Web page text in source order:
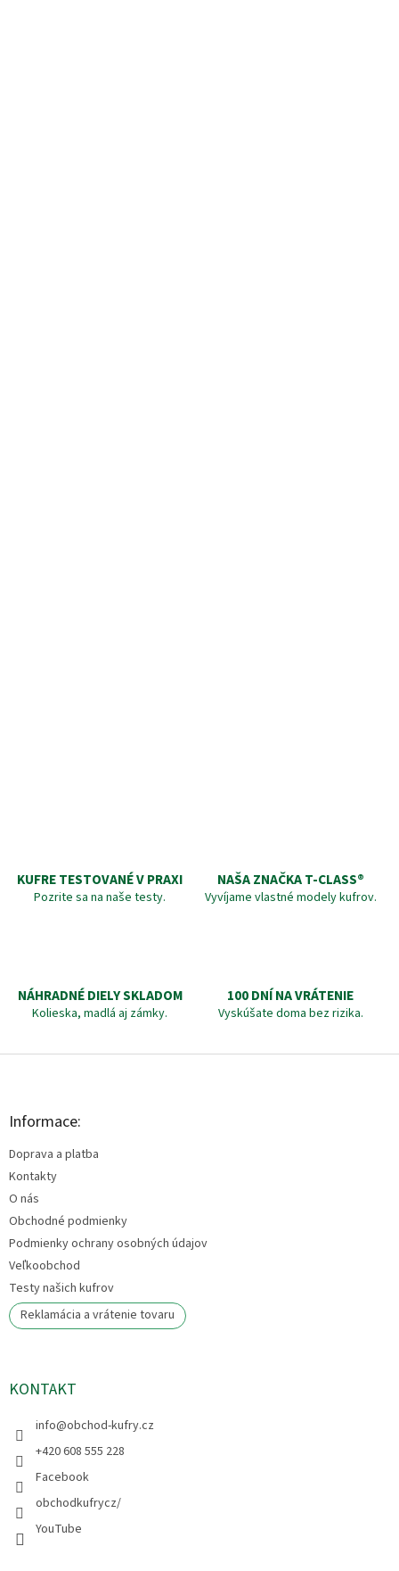
KUFRE TESTOVANÉ V PRAXI
Pozrite sa na naše testy.
NAŠA ZNAČKA T-CLASS®
Vyvíjame vlastné modely kufrov.
NÁHRADNÉ DIELY SKLADOM
Kolieska, madlá aj zámky.
100 DNÍ NA VRÁTENIE
Vyskúšate doma bez rizika.
Z
Informace:
Doprava a platba
Kontakty
O nás
Obchodné podmienky
Podmienky ochrany osobných údajov
Veľkoobchod
Testy našich kufrov
Reklamácia a vrátenie tovaru
KONTAKT
info@obchod-kufry.cz
+420 608 555 228
Facebook
obchodkufrycz/
YouTube